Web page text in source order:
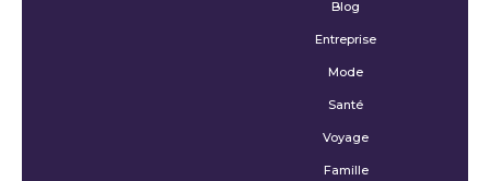
Blog
Entreprise
Mode
Santé
Voyage
Famille